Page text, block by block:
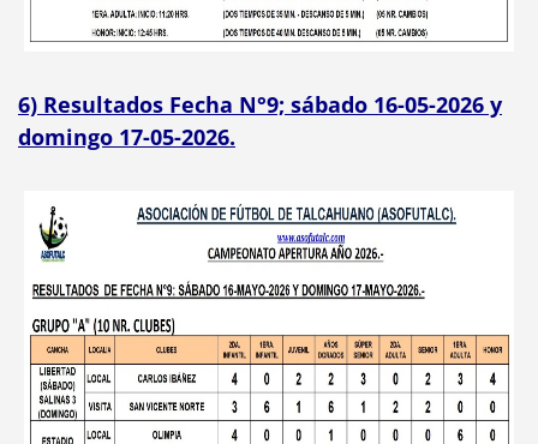
6) Resultados Fecha N°9; sábado 16-05-2026 y
domingo 17-05-2026.